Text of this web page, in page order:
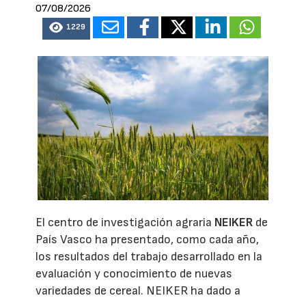
07/08/2026
1229
El centro de investigación agraria NEIKER de
País Vasco ha presentado, como cada año,
los resultados del trabajo desarrollado en la
evaluación y conocimiento de nuevas
variedades de cereal. NEIKER ha dado a